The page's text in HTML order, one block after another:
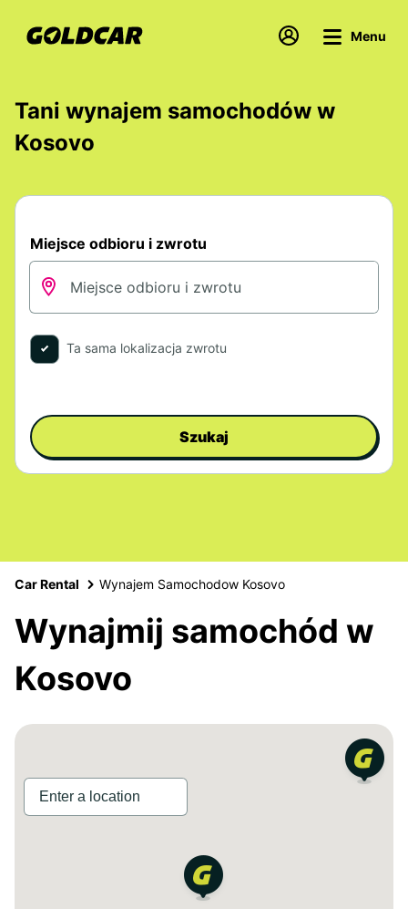
Menu
Tani wynajem samochodów w
Kosovo
Miejsce odbioru i zwrotu
Ta sama lokalizacja zwrotu
Szukaj
Car Rental Wynajem Samochodow Kosovo
Wynajmij samochód w
Kosovo